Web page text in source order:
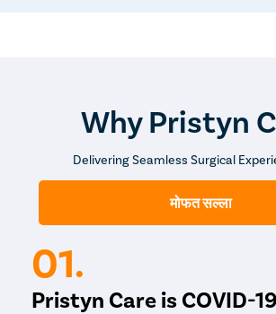
टोटल लॅप्रोस्कोपिक
प्रगत वैद्यकीय उपकरण वापरून
जाते- लॅपरोस्कोप, म्हणजेच कॅमेरा
शेवटी प्रकाश असलेले एक लहान,
कॅथेटर.
प्रथम, तुमचे स्त्रीरोगतज्ज्ञ
Why Pristyn
Delivering Seamless Surgical
मोफत सल्ला
01.
Pristyn Care is COVID-